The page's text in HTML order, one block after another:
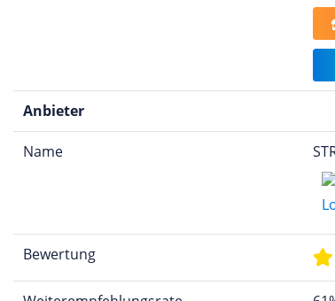
Anbieter
Name
Bewertung